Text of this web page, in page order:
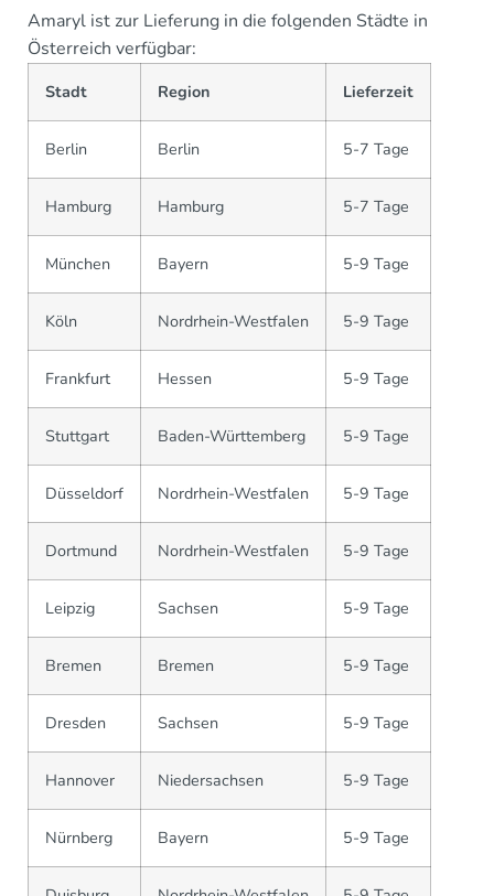
Amaryl ist zur Lieferung in die folgenden Städte in
Österreich verfügbar:
Stadt Region Lieferzeit
Berlin Berlin 5-7 Tage
Hamburg Hamburg 5-7 Tage
München Bayern 5-9 Tage
Köln Nordrhein-Westfalen 5-9 Tage
Frankfurt Hessen 5-9 Tage
Stuttgart Baden-Württemberg 5-9 Tage
Düsseldorf Nordrhein-Westfalen 5-9 Tage
Dortmund Nordrhein-Westfalen 5-9 Tage
Leipzig Sachsen 5-9 Tage
Bremen Bremen 5-9 Tage
Dresden Sachsen 5-9 Tage
Hannover Niedersachsen 5-9 Tage
Nürnberg Bayern 5-9 Tage